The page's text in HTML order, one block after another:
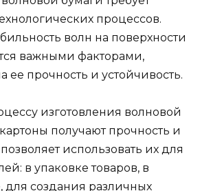
процессов.
волн на поверхности
важными факторами,
прочность и устойчивость.
изготовления волновой
получают прочность и
позволяет использовать их для
в упаковке товаров, в
для создания различных